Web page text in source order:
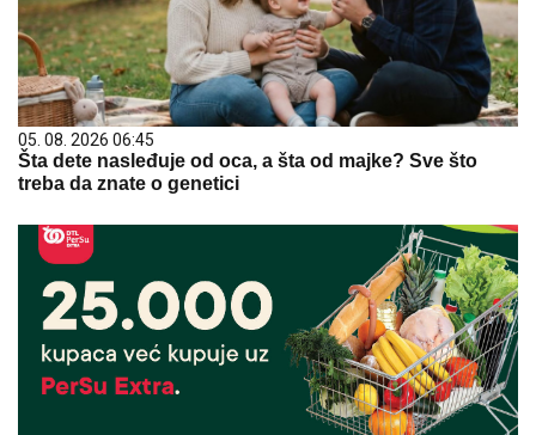
05. 08. 2026 06:45
Šta dete nasleđuje od oca, a šta od majke? Sve što
treba da znate o genetici